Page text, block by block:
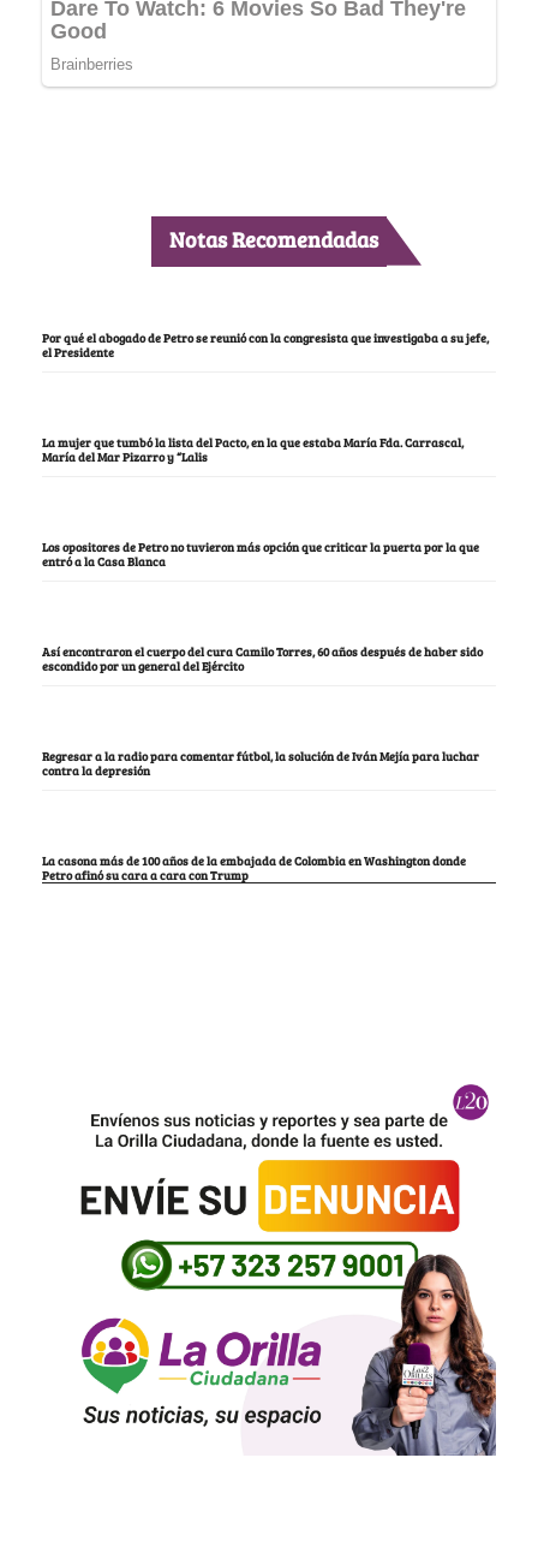
Notas Recomendadas
Por qué el abogado de Petro se reunió con la congresista que investigaba a su jefe,
el Presidente
La mujer que tumbó la lista del Pacto, en la que estaba María Fda. Carrascal,
María del Mar Pizarro y “Lalis
Los opositores de Petro no tuvieron más opción que criticar la puerta por la que
entró a la Casa Blanca
Así encontraron el cuerpo del cura Camilo Torres, 60 años después de haber sido
escondido por un general del Ejército
Regresar a la radio para comentar fútbol, la solución de Iván Mejía para luchar
contra la depresión
La casona más de 100 años de la embajada de Colombia en Washington donde
Petro afinó su cara a cara con Trump